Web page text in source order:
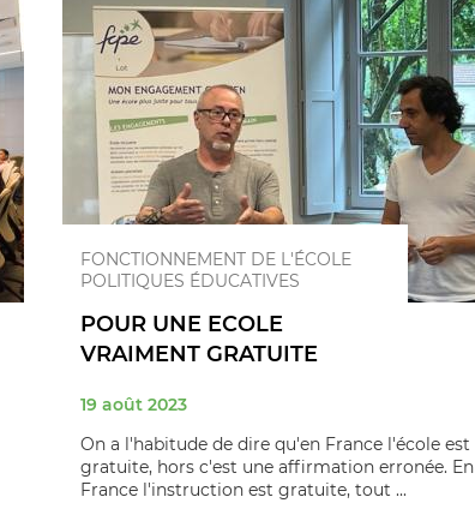
FONCTIONNEMENT DE L'ÉCOLE
POLITIQUES ÉDUCATIVES
POUR UNE ECOLE
VRAIMENT GRATUITE
19 août 2023
On a l'habitude de dire qu'en France l'école est
gratuite, hors c'est une affirmation erronée. En
France l'instruction est gratuite, tout ...